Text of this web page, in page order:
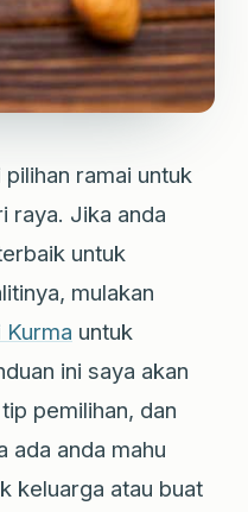
ramai untuk
raya. Jika anda
untuk
mulakan
Kurma untuk
ini saya akan
pemilihan, dan
anda mahu
keluarga atau buat